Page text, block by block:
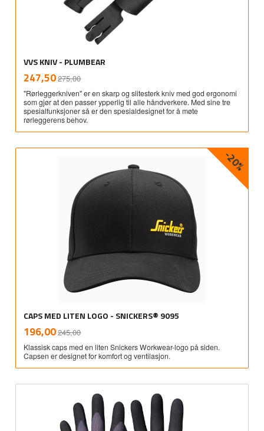
VVS KNIV - PLUMBEAR
Tilbud
247,50275,00mva.
"Rørleggerkniven" er en skarp og slitesterk kniv med god ergonomi
som gjør at den passer ypperlig til alle håndverkere. Med sine tre
spesialfunksjoner så er den spesialdesignet for å møte
rørleggerens behov.
CAPS MED LITEN LOGO - SNICKERS® 9095
Tilbud
196,00245,00
-20%
mva.
Klassisk caps med en liten Snickers Workwear-logo på siden.
Capsen er designet for komfort og ventilasjon.